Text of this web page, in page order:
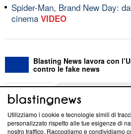
Spider-Man, Brand New Day:
cinema VIDEO
Blasting News lavora con
contro le fake news
ABOUT
Questa sezione offre informazioni
Utilizziamo i cookie e tecnologie simili di
personalizzato rispetto alle tue esigenze di
nostro traffico. Raccogliamo e condividiamo